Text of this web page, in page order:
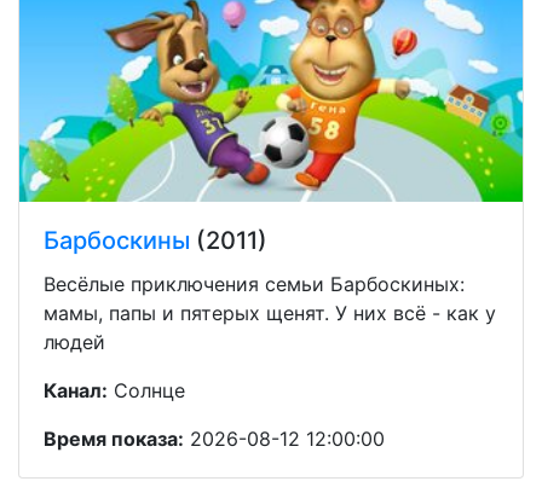
Барбоскины (2011)
Весёлые приключения семьи Барбоскиных:
мамы, папы и пятерых щенят. У них всё - как у
людей
Канал: Солнце
Время показа: 2026-08-12 12:00:00